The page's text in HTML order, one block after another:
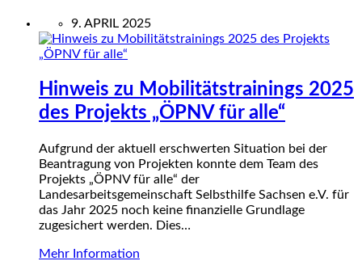
9. APRIL 2025
Hinweis zu Mobilitätstrainings 2025
des Projekts „ÖPNV für alle“
Aufgrund der aktuell erschwerten Situation bei der
Beantragung von Projekten konnte dem Team des
Projekts „ÖPNV für alle“ der
Landesarbeitsgemeinschaft Selbsthilfe Sachsen e.V. für
das Jahr 2025 noch keine finanzielle Grundlage
zugesichert werden. Dies…
Mehr Information